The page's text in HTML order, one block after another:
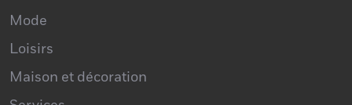
Mode
Loisirs
Maison et décoration